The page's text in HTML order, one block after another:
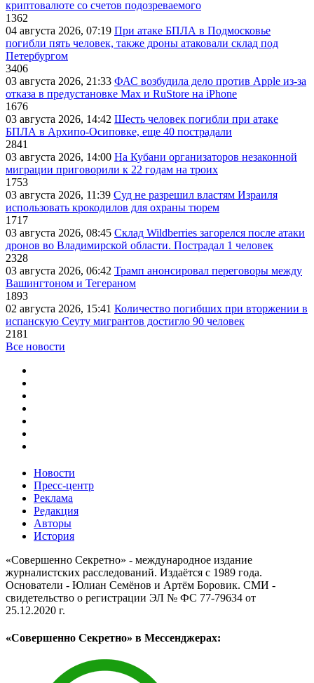
криптовалюте со счетов подозреваемого
1362
04 августа 2026, 07:19 При атаке БПЛА в Подмосковье
погибли пять человек, также дроны атаковали склад под
Петербургом
3406
03 августа 2026, 21:33 ФАС возбудила дело против Apple из-за
отказа в предустановке Max и RuStore на iPhone
1676
03 августа 2026, 14:42 Шесть человек погибли при атаке
БПЛА в Архипо-Осиповке, еще 40 пострадали
2841
03 августа 2026, 14:00 На Кубани организаторов незаконной
миграции приговорили к 22 годам на троих
1753
03 августа 2026, 11:39 Суд не разрешил властям Израиля
использовать крокодилов для охраны тюрем
1717
03 августа 2026, 08:45 Склад Wildberries загорелся после атаки
дронов во Владимирской области. Пострадал 1 человек
2328
03 августа 2026, 06:42 Трамп анонсировал переговоры между
Вашингтоном и Тегераном
1893
02 августа 2026, 15:41 Количество погибших при вторжении в
испанскую Сеуту мигрантов достигло 90 человек
2181
Все новости
Новости
Пресс-центр
Реклама
Редакция
Авторы
История
«Совершенно Секретно» - международное издание
журналистских расследований. Издаётся с 1989 года.
Основатели - Юлиан Семёнов и Артём Боровик. CМИ -
свидетельство о регистрации ЭЛ № ФС 77-79634 от
25.12.2020 г.
«Совершенно Секретно» в Мессенджерах: